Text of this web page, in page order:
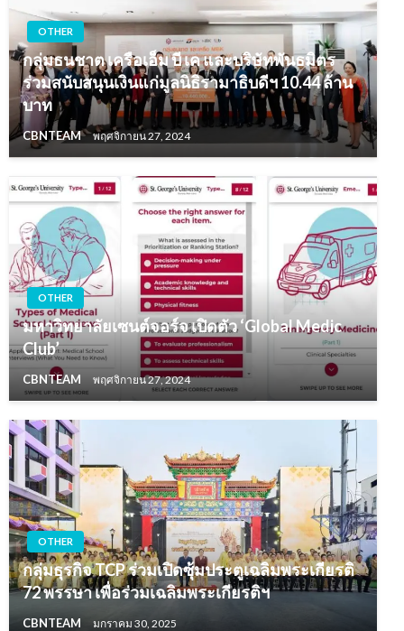
OTHER
กลุ่มธนชาต เครือเอ็ม บี เค และบริษัทพันธมิตร
ร่วมสนับสนุนเงินแก่มูลนิธิรามาธิบดีฯ 10.44 ล้าน
บาท
CBNTEAM พฤศจิกายน 27, 2024
OTHER
มหาวิทยาลัยเซนต์จอร์จ เปิดตัว ‘Global Medic
Club’
CBNTEAM พฤศจิกายน 27, 2024
OTHER
กลุ่มธุรกิจ TCP ร่วมเปิดซุ้มประตูเฉลิมพระเกียรติ
72 พรรษา เพื่อร่วมเฉลิมพระเกียรติฯ
CBNTEAM มกราคม 30, 2025